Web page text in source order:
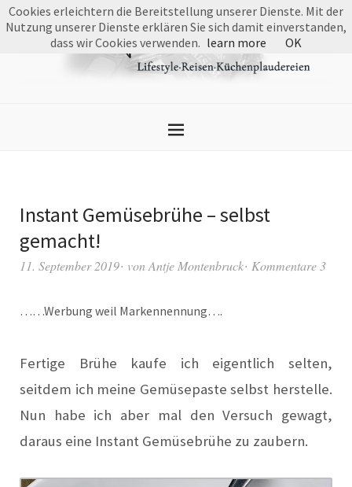
Instant Gemüsebrühe – selbst
gemacht!
11. September 2019 vonAntje Montenbruck Kommentare 3
……Werbung weil Markennennung….
Fertige Brühe kaufe ich eigentlich selten,
seitdem ich meine Gemüsepaste selbst herstelle.
Nun habe ich aber mal den Versuch gewagt,
daraus eine Instant Gemüsebrühe zu zaubern.
Cookies erleichtern die Bereitstellung unserer Dienste. Mit der
Nutzung unserer Dienste erklären Sie sich damit einverstanden,
dass wir Cookies verwenden. learn more OK